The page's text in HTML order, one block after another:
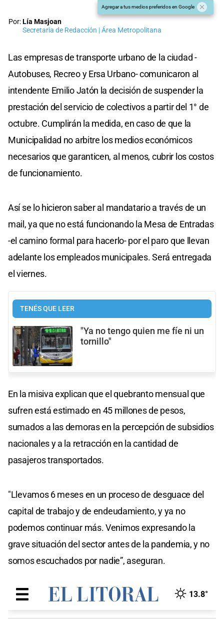
Agregar a tus medios preferidos en Google
Por:Lía Masjoan
Secretaria de Redacción | Área Metropolitana
Las empresas de transporte urbano de la ciudad -
Autobuses, Recreo y Ersa Urbano- comunicaron al
intendente Emilio Jatón la decisión de suspender la
prestación del servicio de colectivos a partir del 1° de
octubre. Cumplirán la medida, en caso de que la
Municipalidad no arbitre los medios económicos
necesarios que garanticen, al menos, cubrir los costos
de funcionamiento.
Así se lo hicieron saber al mandatario a través de un
mail, ya que no está funcionando la Mesa de Entradas
-el camino formal para hacerlo- por el paro que llevan
adelante los empleados municipales. Será entregada
el viernes.
TENÉS QUE LEER
"Ya no tengo quien me fíe ni un
tornillo"
En la misiva explican que el quebranto mensual que
sufren está estimado en 45 millones de pesos,
sumados a las demoras en la percepción de subsidios
nacionales y a la retracción en la cantidad de
pasajeros transportados.
"Llevamos 6 meses en un proceso de desguace del
capital de trabajo y de endeudamiento, y ya no
podemos continuar más. Venimos expresando la
grave situación del sector antes de la pandemia, y no
somos escuchados por nadie”, aseguran.